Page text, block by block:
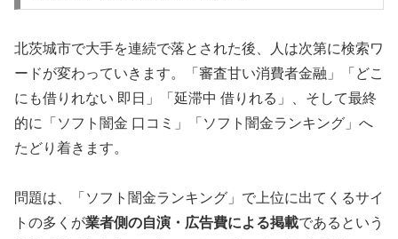
北茨城市で大手を連続で落とされた後、人は次第に検索ワ
ードが変わっていきます。「審査甘い消費者金融」「どこ
にも借りれない 即日」「延滞中 借りれる」、そして最終
的に「ソフト闇金 口コミ」「ソフト闇金ランキング」へ
たどり着きます。
問題は、「ソフト闇金ランキング」で上位に出てくるサイ
トの多くが業者側の自演・広告費による掲載であるという